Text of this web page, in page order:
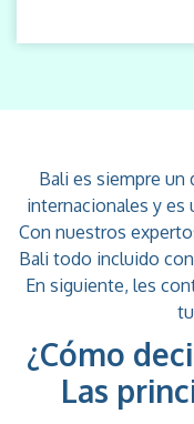
Bali es siempre
internacionales y
Con nuestros
Bali todo incluido
En siguiente, les
¿Cómo
Las